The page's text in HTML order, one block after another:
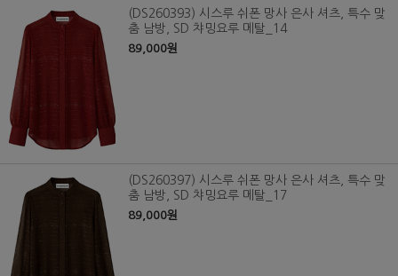
(DS260393) 시스루 쉬폰 망사 은사 셔츠, 특수 맞
춤 남방, SD 챠밍요루 메탈_14
89,000원
(DS260397) 시스루 쉬폰 망사 은사 셔츠, 특수 맞
춤 남방, SD 챠밍요루 메탈_17
89,000원